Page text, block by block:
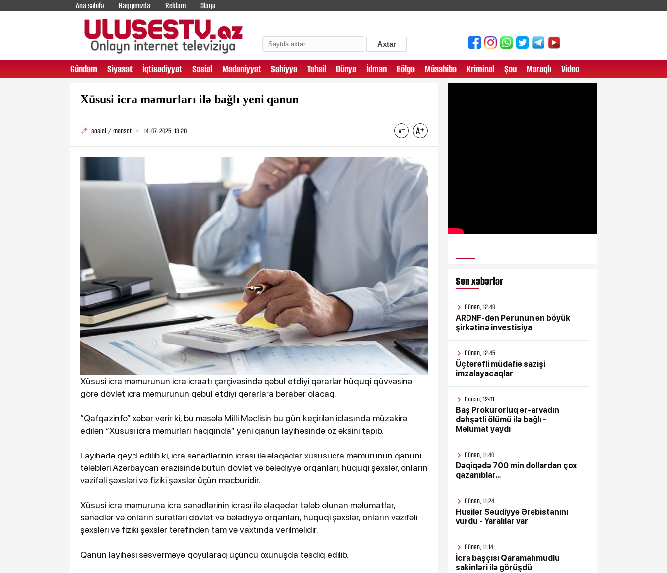
Ana səhifə Haqqımızda Reklam Əlaqə
Axtar
Gündəm Siyasət İqtisadiyyat Sosial Mədəniyyət Səhiyyə Təhsil Dünya İdman Bölgə Müsahibə Kriminal Şou Maraqlı Video
Xüsusi icra məmurları ilə bağlı yeni qanun
sosial / manset 14-07-2025, 13:20
Xüsusi icra məmurunun icra icraatı çərçivəsində qəbul etdiyi qərarlar hüquqi qüvvəsinə
görə dövlət icra məmurunun qəbul etdiyi qərarlara bərabər olacaq.
“Qafqazinfo” xəbər verir ki, bu məsələ Milli Məclisin bu gün keçirilən iclasında müzakirə
edilən “Xüsusi icra məmurları haqqında” yeni qanun layihəsində öz əksini tapıb.
Layihədə qeyd edilib ki, icra sənədlərinin icrası ilə əlaqədar xüsusi icra məmurunun qanuni
tələbləri Azərbaycan ərazisində bütün dövlət və bələdiyyə orqanları, hüquqi şəxslər, onların
vəzifəli şəxsləri və fiziki şəxslər üçün məcburidir.
Xüsusi icra məmuruna icra sənədlərinin icrası ilə əlaqədar tələb olunan məlumatlar,
sənədlər və onların surətləri dövlət və bələdiyyə orqanları, hüquqi şəxslər, onların vəzifəli
şəxsləri və fiziki şəxslər tərəfindən tam və vaxtında verilməlidir.
Qanun layihəsi səsverməyə qoyularaq üçüncü oxunuşda təsdiq edilib.
Son xəbərlər
Dünən, 12:49
ARDNF-dən Perunun ən böyük
şirkətinə investisiya
Dünən, 12:45
Üçtərəfli müdafiə sazişi
imzalayacaqlar
Dünən, 12:01
Baş Prokurorluq ər-arvadın
dəhşətli ölümü ilə bağlı -
Məlumat yaydı
Dünən, 11:40
Dəqiqədə 700 min dollardan çox
qazanıblar…
Dünən, 11:24
Husilər Səudiyyə Ərəbistanını
vurdu - Yaralılar var
Dünən, 11:14
İcra başçısı Qaramahmudlu
sakinləri ilə görüşdü